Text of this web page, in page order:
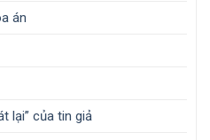
án
lại” của tin giả